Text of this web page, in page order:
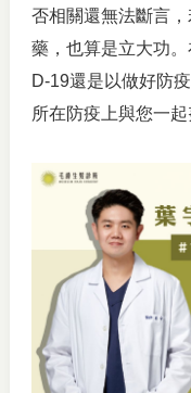
否相關還無法斷言
藥，也算是立大功
D-19還是以做好防
所在防疫上與您一起